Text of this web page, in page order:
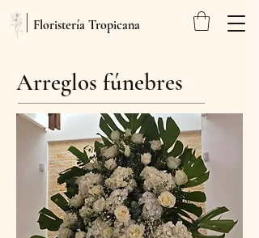
Floristería Tropicana
Arreglos fúnebres